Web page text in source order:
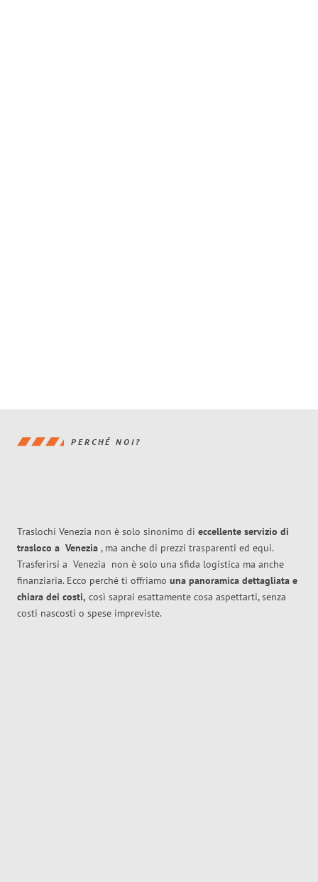
PERCHÉ NOI?
Traslochi Venezia non è solo sinonimo di eccellente servizio di
trasloco a Venezia , ma anche di prezzi trasparenti ed equi.
Trasferirsi a Venezia non è solo una sfida logistica ma anche
finanziaria. Ecco perché ti offriamo una panoramica dettagliata e
chiara dei costi, così saprai esattamente cosa aspettarti, senza
costi nascosti o spese impreviste.